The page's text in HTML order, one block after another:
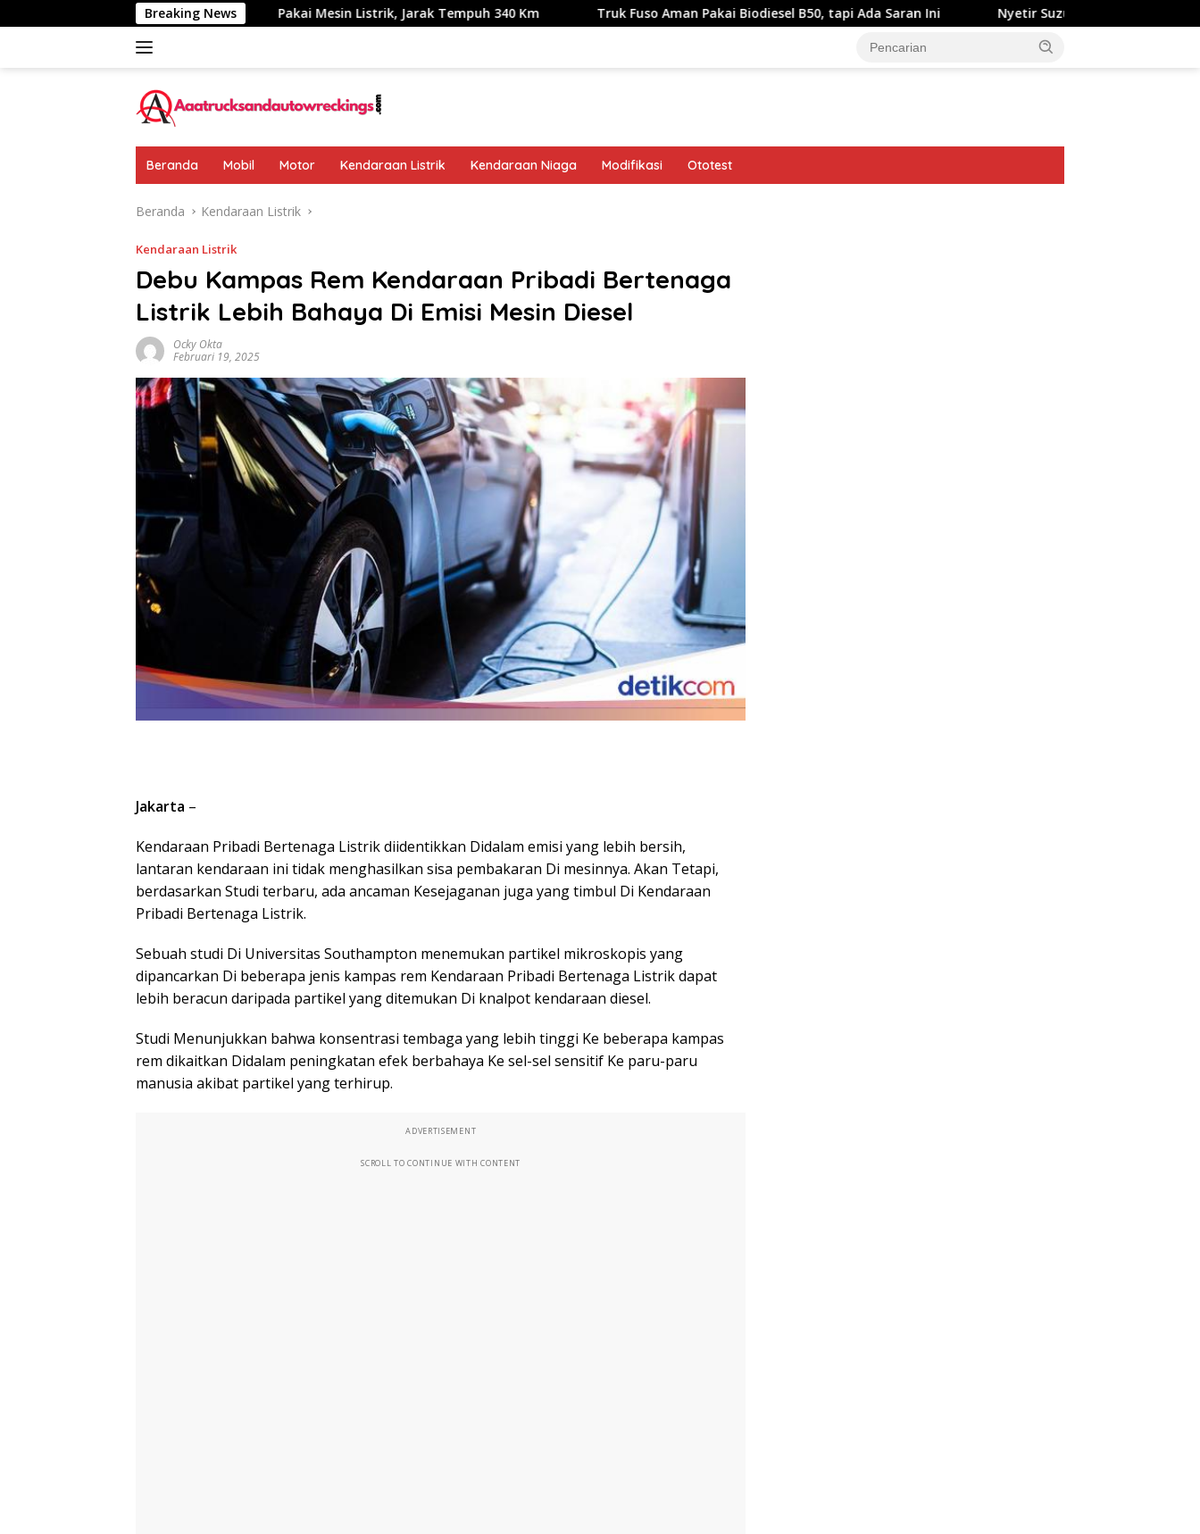
ke
Breaking NewsPakai Mesin Listrik, Jarak Tempuh 340 Km Truk Fuso Aman Pakai Biodiesel B50, tapi Ada Saran Ini Nyetir Suzuki XL7 Facelift Kini Lebih Damai
Beranda Mobil Motor Kendaraan Listrik Kendaraan Niaga Modifikasi Ototest
Beranda Kendaraan Listrik
Kendaraan Listrik
Debu Kampas Rem Kendaraan Pribadi Bertenaga
Listrik Lebih Bahaya Di Emisi Mesin Diesel
Ocky Okta
Februari 19, 2025
Jakarta –
Kendaraan Pribadi Bertenaga Listrik diidentikkan Didalam emisi yang lebih bersih,
lantaran kendaraan ini tidak menghasilkan sisa pembakaran Di mesinnya. Akan Tetapi,
berdasarkan Studi terbaru, ada ancaman Kesejaganan juga yang timbul Di Kendaraan
Pribadi Bertenaga Listrik.
Sebuah studi Di Universitas Southampton menemukan partikel mikroskopis yang
dipancarkan Di beberapa jenis kampas rem Kendaraan Pribadi Bertenaga Listrik dapat
lebih beracun daripada partikel yang ditemukan Di knalpot kendaraan diesel.
Studi Menunjukkan bahwa konsentrasi tembaga yang lebih tinggi Ke beberapa kampas
rem dikaitkan Didalam peningkatan efek berbahaya Ke sel-sel sensitif Ke paru-paru
manusia akibat partikel yang terhirup.
ADVERTISEMENT
SCROLL TO CONTINUE WITH CONTENT